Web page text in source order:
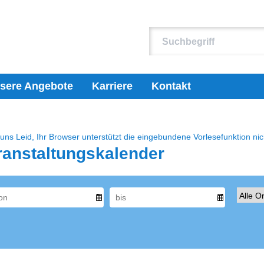
Angebote Karriere Kontakt
Leid, Ihr Browser unterstützt die eingebundene Vorlesefunktion